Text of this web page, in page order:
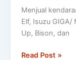
Menjual
Elf, Isuzu GIGA/
Up, Bison, dan
semua
tipe
Truk
Bus
Read Post »